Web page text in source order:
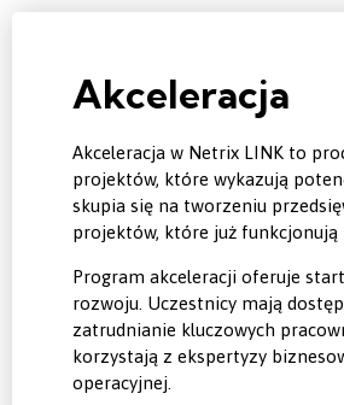
Akceleracja
Akceleracja w Netrix LINK to
projektów, które wykazują
skupia się na tworzeniu
projektów, które już funkcjonują
Program akceleracji oferuje
rozwoju. Uczestnicy mają
zatrudnianie kluczowych
korzystają z ekspertyzy
operacyjnej.